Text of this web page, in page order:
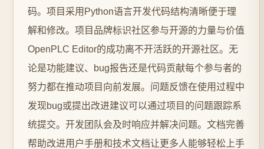
码。项目采用Python语言开发代码结构清晰便于理
解和修改。项目品牌标识社区参与开源的力量与价值
OpenPLC Editor的成功离不开活跃的开源社区。无
论是功能建议、bug报告还是代码贡献每个参与者的
努力都在推动项目向前发展。问题反馈在使用过程中
发现bug或提出改进建议可以通过项目的问题跟踪系
统提交。开发团队会及时响应并解决问题。文档完善
帮助改进用户手册和技术文档让更多人能够轻松上手